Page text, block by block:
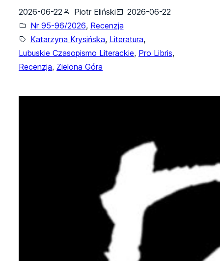
2026-06-22 Piotr Eliński
2026-06-22
Nr 95-96/2026, Recenzja
Katarzyna Krysińska, Literatura,
Lubuskie Czasopismo Literackie, Pro Libris,
Recenzja, Zielona Góra